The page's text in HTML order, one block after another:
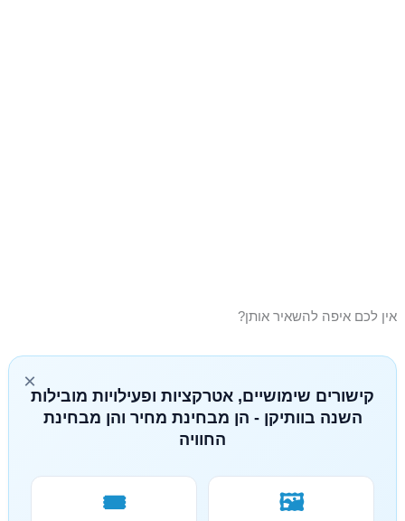
אין לכם איפה להשאיר אותן?
×
קישורים שימושיים, אטרקציות ופעילויות מובילות
השנה בוותיקן - הן מבחינת מחיר והן מבחינת
החוויה
🖼️
🎟️